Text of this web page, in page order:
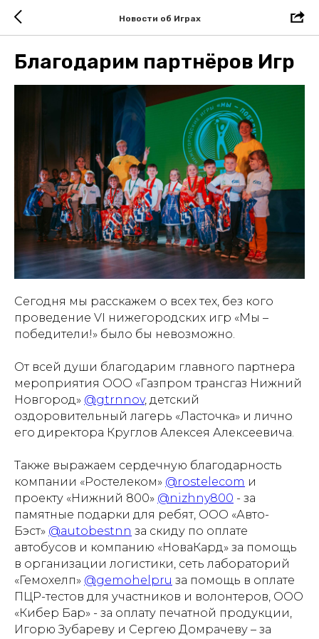
Новости об Играх
Благодарим партнёров Игр
Сегодня мы расскажем о всех тех, без кого
проведение VI нижегородских игр «Мы –
победители!» было бы невозможно.
От всей души благодарим главного партнера
мероприятия ООО «Газпром трансгаз Нижний
Новгород» @gtrnnov, детский
оздоровительный лагерь «Ласточка» и лично
его директора Круглов Алексея Алексеевича.
Также выражаем сердечную благодарность
компании «Ростелеком» @rostelecom и
проекту «Нижний 800» @nizhny800 - за
памятные подарки для ребят, ООО «Авто-
Бэст» @autobestnn за скиду по оплате
автобусов и компанию «НоваКард» за помощь
в организации логистики, сеть лабораторий
«Гемохелп» @gemohelpru за помощь в оплате
ПЦР-тестов для участников и волонтеров, ООО
«Кибер Бар» - за оплату печатной продукции,
Игорю Зубареву и Сергею Домрачеву – за